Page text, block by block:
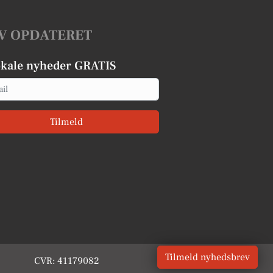
OPDATERET
nyheder GRATIS
Tilmeld
CVR: 41179082 Tilmeld nyhedsbrev